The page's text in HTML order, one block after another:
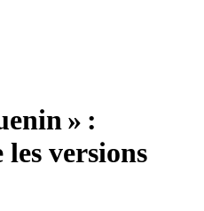
» :
versions